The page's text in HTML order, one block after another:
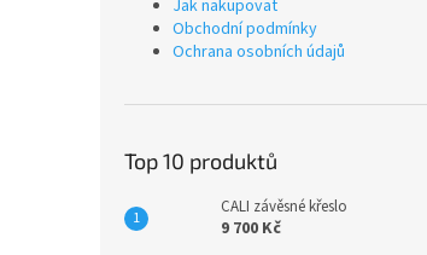
Jak nakupovat
Obchodní podmínky
Ochrana osobních údajů
Top 10 produktů
CALI závěsné křeslo
9 700 Kč